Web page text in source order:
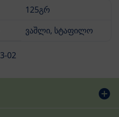
125გრ
ვაშლი, სტაფილო
02